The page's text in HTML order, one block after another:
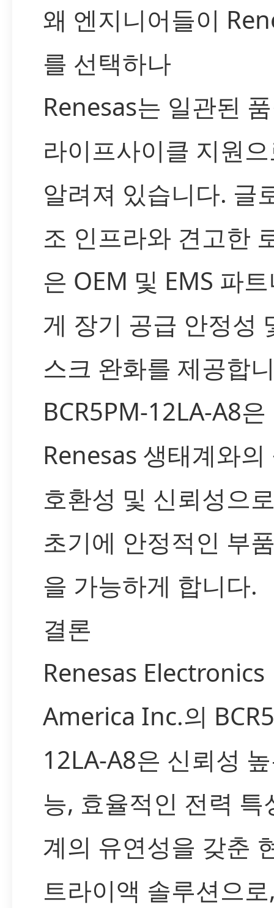
왜 엔지니어들이
를 선택하나
Renesas는 일관된
라이프사이클 지원
알려져 있습니다. 글
조 인프라와 견고한
은 OEM 및 EMS 파
게 장기 공급 안정성
스크 완화를 제공합
BCR5PM-12LA-A8은
Renesas 생태계와의
호환성 및 신뢰성으
초기에 안정적인 부
을 가능하게 합니다.
결론
Renesas Electronics
America Inc.의
12LA-A8은 신뢰성
능, 효율적인 전력 특
계의 유연성을 갖춘
트라이액 솔루션으